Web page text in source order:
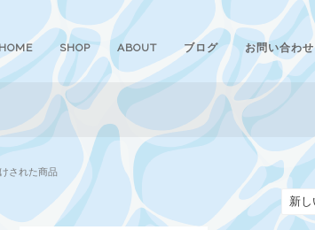
HOME SHOP ABOUT ブログ お問い合わせ
された商品